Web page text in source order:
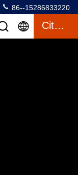
86--15286833220
Citazione